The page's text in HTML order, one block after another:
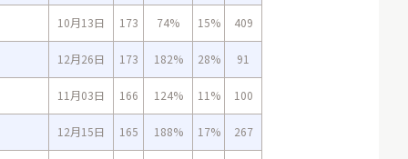
10月13日 173 74% 15% 409
12月26日 173 182% 28% 91
11月03日 166 124% 11% 100
12月15日 165 188% 17% 267